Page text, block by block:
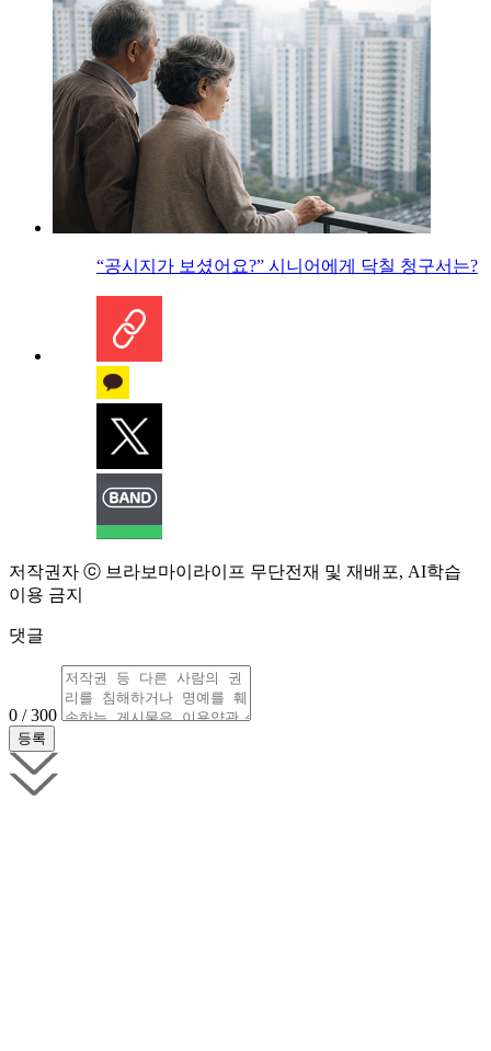
“공시지가 보셨어요?” 시니어에게 닥칠 청구서는?
저작권자 ⓒ 브라보마이라이프 무단전재 및 재배포, AI학습
이용 금지
댓글
0 / 300